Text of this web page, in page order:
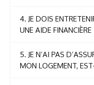
4. JE DOIS
UNE AIDE FINANCIÈRE
5. JE N’AI PAS
MON LOGEMENT,